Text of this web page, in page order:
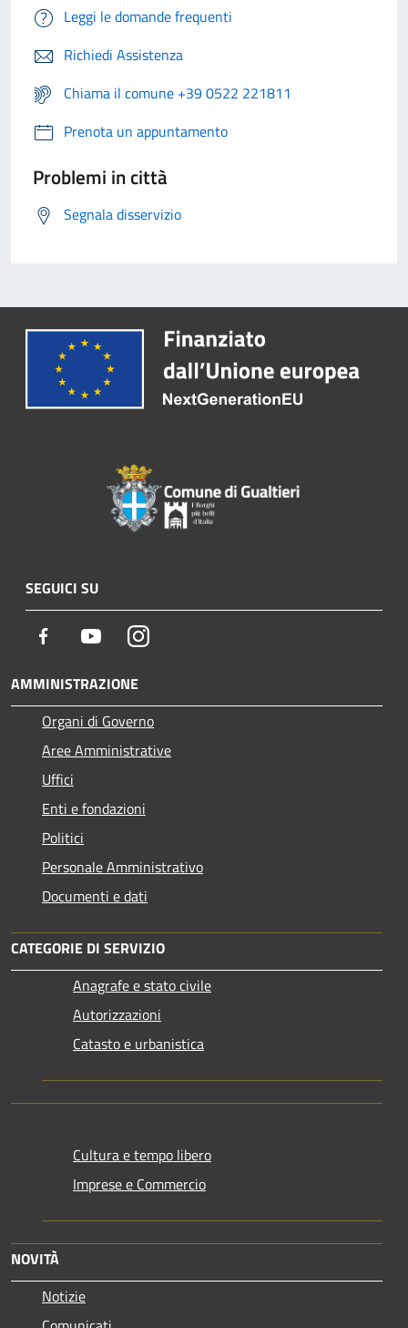
Leggi le domande frequenti
Richiedi Assistenza
Chiama il comune +39 0522 221811
Prenota un appuntamento
Problemi in città
Segnala disservizio
SEGUICI SU
Facebook YoutubeInstagram
AMMINISTRAZIONE
Organi di Governo
Aree Amministrative
Uffici
Enti e fondazioni
Politici
Personale Amministrativo
Documenti e dati
CATEGORIE DI SERVIZIO
Anagrafe e stato civile
Autorizzazioni
Catasto e urbanistica
Cultura e tempo libero
Imprese e Commercio
NOVITÀ
Notizie